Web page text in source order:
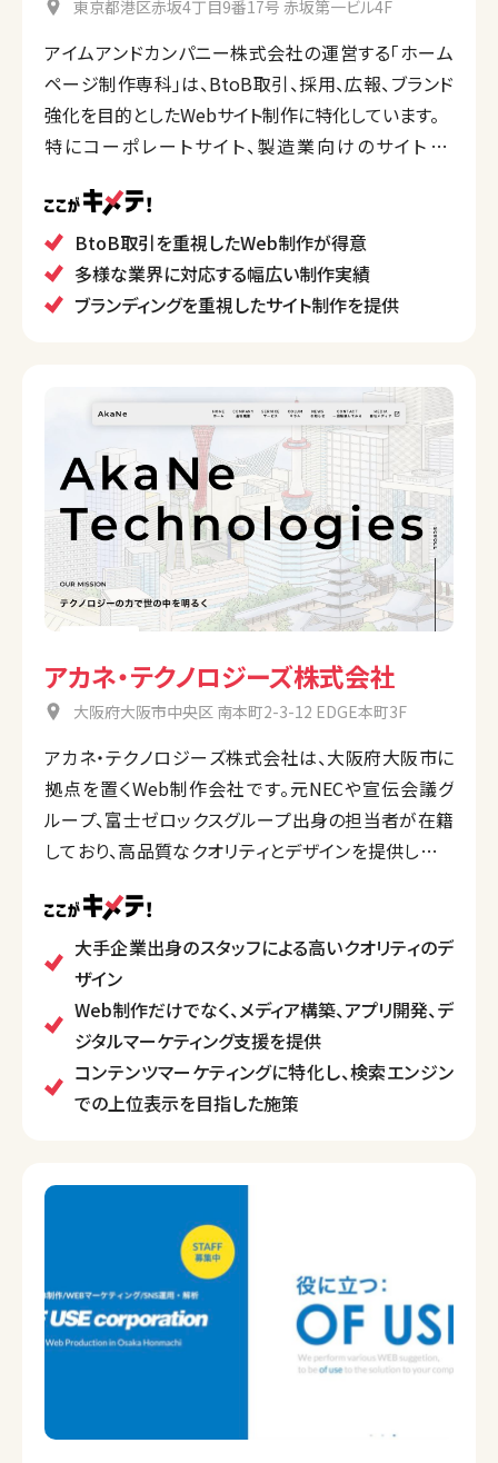
東京都港区赤坂4丁目9番17号 赤坂第一ビル4F
アイムアンドカンパニー株式会社の運営する「ホーム
ページ制作専科」は、BtoB取引、採用、広報、ブランド
強化を目的としたWebサイト制作に特化しています。
特にコーポレートサイト、製造業向けのサイト、リ
ニーズに応じた多目的なサイト制作が強みです。
また、SEOやコンテンツマーケティング、Webブランディ
ング、SDGsに配慮した制作など、多岐にわたるサービ
スを提供しています。
BtoB取引を重視したWeb制作が得意
多様な業界に対応する幅広い制作実績
ブランディングを重視したサイト制作を提供
アカネ・テクノロジーズ株式会社
大阪府大阪市中央区 南本町2-3-12 EDGE本町3F
アカネ・テクノロジーズ株式会社は、大阪府大阪市に
拠点を置くWeb制作会社です。元NECや宣伝会議グ
ループ、富士ゼロックスグループ出身の担当者が在籍
しており、高品質なクオリティとデザインを提供してい
主な事業内容として、Web制作、メディア構築、アプリ
開発、デジタルマーケティング支援、SEO対策、広告配
信、SNS運用など、多岐にわたるサービスを展開して
います。
特に、コンテンツマーケティング（SEO）に強みを持ち、
クライアントのビジネス成功に向けた包括的な支援を
行っています。
切にしています。
大手企業出身のスタッフによる高いクオリティのデ
ザイン
Web制作だけでなく、メディア構築、アプリ開発、デ
ジタルマーケティング支援を提供
コンテンツマーケティングに特化し、検索エンジン
での上位表示を目指した施策